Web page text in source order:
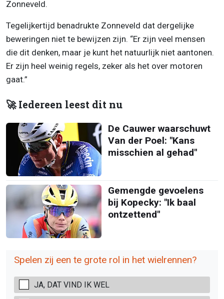
Zonneveld.
Tegelijkertijd benadrukte Zonneveld dat dergelijke
beweringen niet te bewijzen zijn. “Er zijn veel mensen
die dit denken, maar je kunt het natuurlijk niet aantonen.
Er zijn heel weinig regels, zeker als het over motoren
gaat.”
🚀 Iedereen leest dit nu
De Cauwer waarschuwt
Van der Poel: "Kans
misschien al gehad"
Gemengde gevoelens
bij Kopecky: "Ik baal
ontzettend"
Spelen zij een te grote rol in het wielrennen?
JA, DAT VIND IK WEL